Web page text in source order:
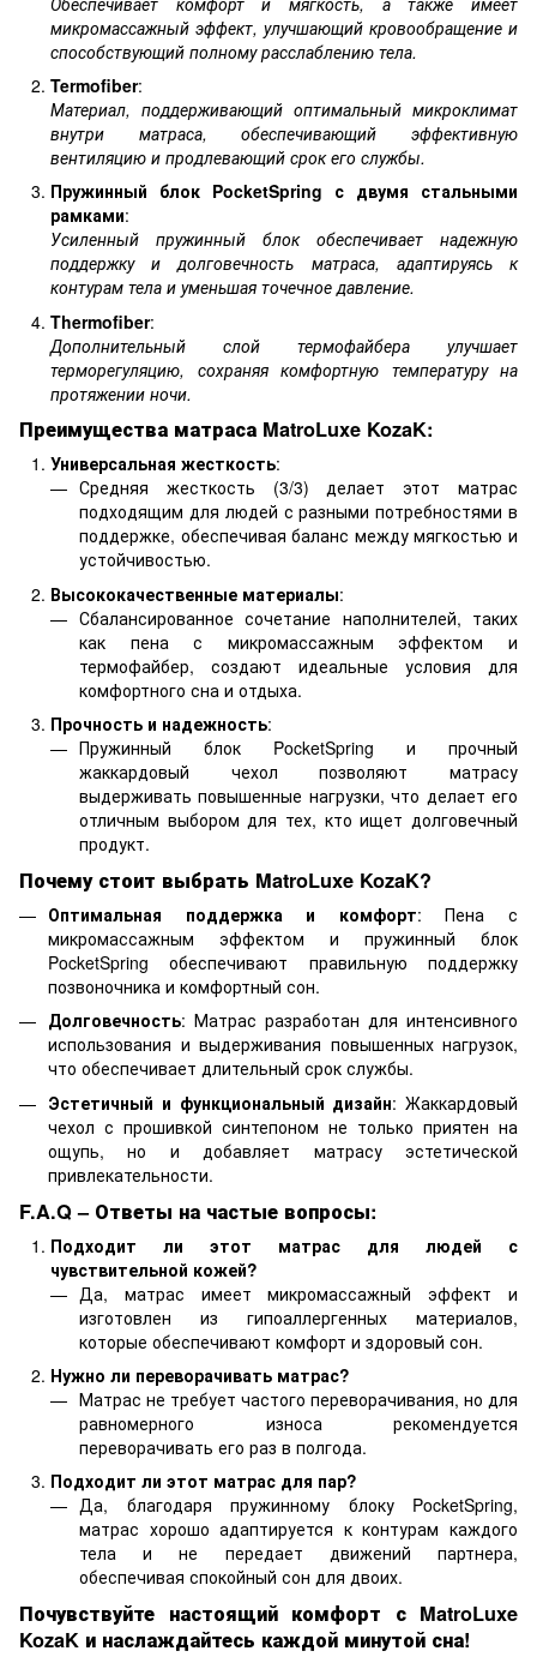
микромассажный эффект, улучшающий кровообращение и
способствующий полному расслаблению тела.
Termofiber:
Материал, поддерживающий оптимальный микроклимат
внутри матраса, обеспечивающий эффективную
вентиляцию и продлевающий срок его службы.
Пружинный блок PocketSpring с двумя стальными
рамками:
Усиленный пружинный блок обеспечивает надежную
поддержку и долговечность матраса, адаптируясь к
контурам тела и уменьшая точечное давление.
Thermofiber:
Дополнительный слой термофайбера улучшает
терморегуляцию, сохраняя комфортную температуру на
протяжении ночи.
Преимущества матраса MatroLuxe KozaK:
Универсальная жесткость:
Средняя жесткость (3/3) делает этот матрас
подходящим для людей с разными потребностями в
поддержке, обеспечивая баланс между мягкостью и
устойчивостью.
Высококачественные материалы:
Сбалансированное сочетание наполнителей, таких
как пена с микромассажным эффектом и
термофайбер, создают идеальные условия для
комфортного сна и отдыха.
Прочность и надежность:
Пружинный блок PocketSpring и прочный
жаккардовый чехол позволяют матрасу
выдерживать повышенные нагрузки, что делает его
отличным выбором для тех, кто ищет долговечный
продукт.
Почему стоит выбрать MatroLuxe KozaK?
Оптимальная поддержка и комфорт: Пена с
микромассажным эффектом и пружинный блок
PocketSpring обеспечивают правильную поддержку
позвоночника и комфортный сон.
Долговечность: Матрас разработан для интенсивного
использования и выдерживания повышенных нагрузок,
что обеспечивает длительный срок службы.
Эстетичный и функциональный дизайн: Жаккардовый
чехол с прошивкой синтепоном не только приятен на
ощупь, но и добавляет матрасу эстетической
привлекательности.
F.A.Q – Ответы на частые вопросы:
Подходит ли этот матрас для людей с
чувствительной кожей?
Да, матрас имеет микромассажный эффект и
изготовлен из гипоаллергенных материалов,
которые обеспечивают комфорт и здоровый сон.
Нужно ли переворачивать матрас?
Матрас не требует частого переворачивания, но для
равномерного износа рекомендуется
переворачивать его раз в полгода.
Подходит ли этот матрас для пар?
Да, благодаря пружинному блоку PocketSpring,
матрас хорошо адаптируется к контурам каждого
тела и не передает движений партнера,
обеспечивая спокойный сон для двоих.
Почувствуйте настоящий комфорт с MatroLuxe
KozaK и наслаждайтесь каждой минутой сна!